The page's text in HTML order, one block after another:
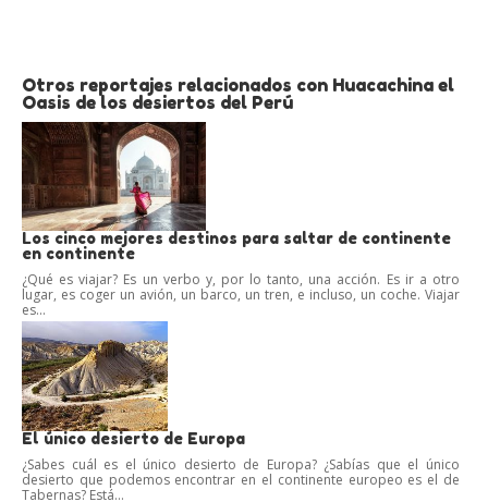
Otros reportajes relacionados con Huacachina el
Oasis de los desiertos del Perú
Los cinco mejores destinos para saltar de continente
en continente
¿Qué es viajar? Es un verbo y, por lo tanto, una acción. Es ir a otro
lugar, es coger un avión, un barco, un tren, e incluso, un coche. Viajar
es...
El único desierto de Europa
¿Sabes cuál es el único desierto de Europa? ¿Sabías que el único
desierto que podemos encontrar en el continente europeo es el de
Tabernas? Está...